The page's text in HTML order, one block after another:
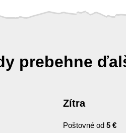
prebehne
Zítra
Poštovné od 5 €